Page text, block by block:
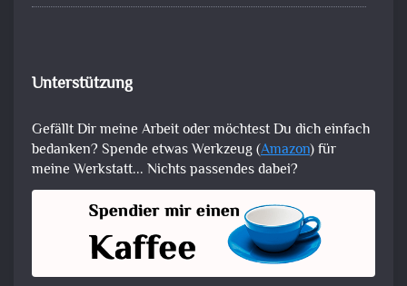
Unterstützung
Gefällt Dir meine Arbeit oder möchtest Du dich einfach
bedanken? Spende etwas Werkzeug (Amazon) für
meine Werkstatt... Nichts passendes dabei?